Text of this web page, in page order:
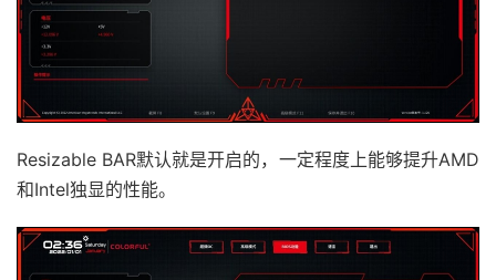
Resizable BAR默认就是开启的，一定程度上能够提升AMD
和Intel独显的性能。